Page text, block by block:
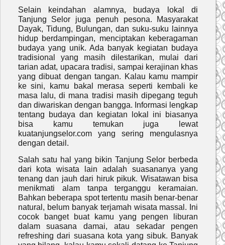
Selain keindahan alamnya, budaya lokal di
Tanjung Selor juga penuh pesona. Masyarakat
Dayak, Tidung, Bulungan, dan suku-suku lainnya
hidup berdampingan, menciptakan keberagaman
budaya yang unik. Ada banyak kegiatan budaya
tradisional yang masih dilestarikan, mulai dari
tarian adat, upacara tradisi, sampai kerajinan khas
yang dibuat dengan tangan. Kalau kamu mampir
ke sini, kamu bakal merasa seperti kembali ke
masa lalu, di mana tradisi masih dipegang teguh
dan diwariskan dengan bangga. Informasi lengkap
tentang budaya dan kegiatan lokal ini biasanya
bisa kamu temukan juga lewat
kuatanjungselor.com yang sering mengulasnya
dengan detail.
Salah satu hal yang bikin Tanjung Selor berbeda
dari kota wisata lain adalah suasananya yang
tenang dan jauh dari hiruk pikuk. Wisatawan bisa
menikmati alam tanpa terganggu keramaian.
Bahkan beberapa spot tertentu masih benar-benar
natural, belum banyak terjamah wisata massal. Ini
cocok banget buat kamu yang pengen liburan
dalam suasana damai, atau sekadar pengen
refreshing dari suasana kota yang sibuk. Banyak